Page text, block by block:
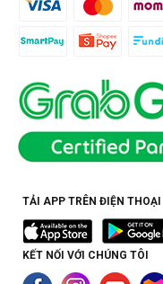
TẢI APP TRÊN ĐIỆN THOẠI
KẾT NỐI VỚI CHÚNG TÔI